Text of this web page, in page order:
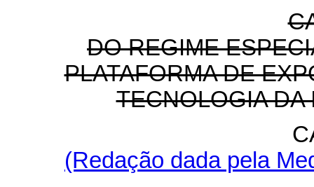
DO REGIME
PLATAFORMA DE
TECNOLOGIA
(Redação dada pela